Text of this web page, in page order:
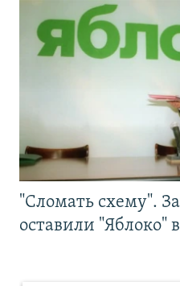
"Сломать схему".
оставили "Яблоко"